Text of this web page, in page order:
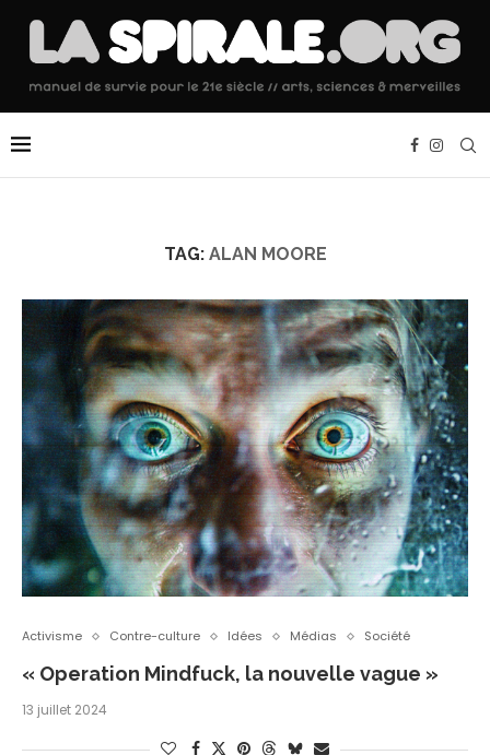
TAG: ALAN MOORE
Activisme Contre-culture Idées Médias Société
« Operation Mindfuck, la nouvelle vague »
13 juillet 2024